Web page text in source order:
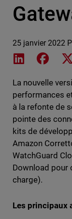
25 janvier 2022
Share on
La nouvelle
performances
à la refonte de
pointe des
kits de
Amazon
WatchGuard
Download pour
charge).
Les principaux